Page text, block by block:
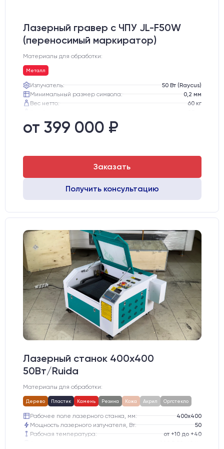
Лазерный гравер с ЧПУ JL-F50W
(переносимый маркиратор)
Материалы для обработки:
Металл
Излучатель:
50 Вт (Raycus)
Минимальный размер символа:
0,2 мм
Вес нетто:
60 кг
Транспортный габарит станка, мм:
от 399 000 ₽
Заказать
Получить консультацию
Лазерный станок 400х400
50Вт/Ruida
Материалы для обработки:
Дерево Пластик Камень Резина Кожа Акрил Оргстекло
Рабочее поле лазерного станка, мм:
400х400
Мощность лазерного излучателя, Вт:
50
Рабочая температура:
от +10 до +40